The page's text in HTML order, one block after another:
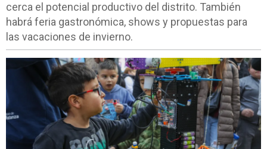
cerca el potencial productivo del distrito. También
habrá feria gastronómica, shows y propuestas para
las vacaciones de invierno.